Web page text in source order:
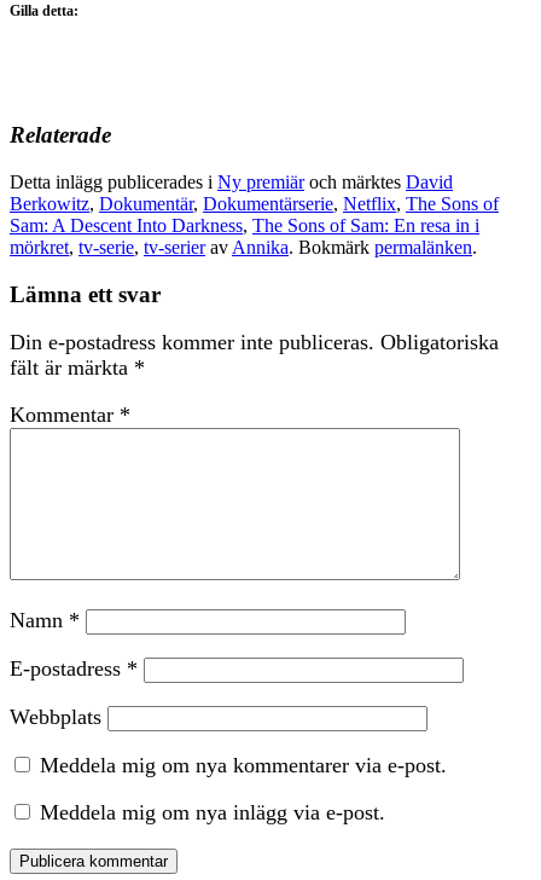
Gilla detta:
Relaterade
Detta inlägg publicerades i Ny premiäroch märktes David
Berkowitz, Dokumentär, Dokumentärserie, Netflix, The Sons of
Sam: A Descent Into Darkness, The Sons of Sam: En resa in i
mörkret, tv-serie, tv-serierav Annika. Bokmärk permalänken.
Lämna ett svar
Din e-postadress kommer inte publiceras. Obligatoriska
fält är märkta *
Kommentar *
Namn *
E-postadress *
Webbplats
Meddela mig om nya kommentarer via e-post.
Meddela mig om nya inlägg via e-post.